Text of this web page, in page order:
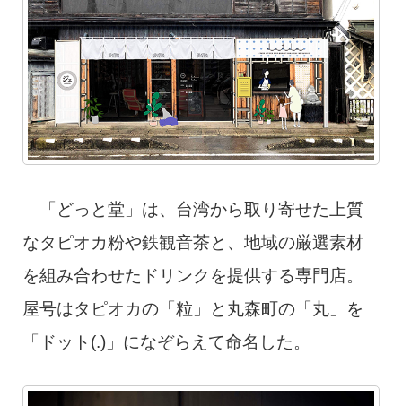
「どっと堂」は、台湾から取り寄せた上質
なタピオカ粉や鉄観音茶と、地域の厳選素材
を組み合わせたドリンクを提供する専門店。
屋号はタピオカの「粒」と丸森町の「丸」を
「ドット(.)」になぞらえて命名した。